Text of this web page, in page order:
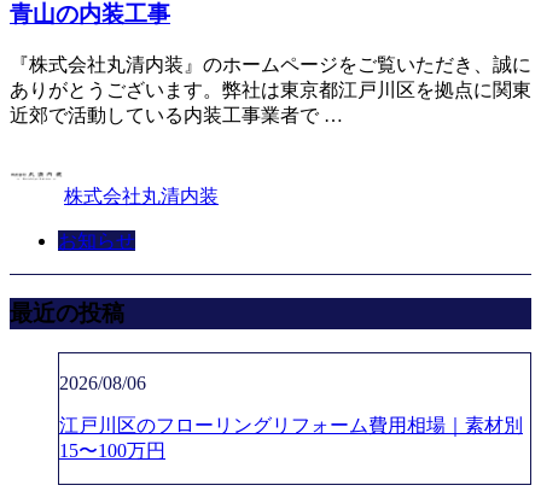
青山の内装工事
『株式会社丸清内装』のホームページをご覧いただき、誠に
ありがとうございます。弊社は東京都江戸川区を拠点に関東
近郊で活動している内装工事業者で …
株式会社丸清内装
お知らせ
最近の投稿
2026/08/06
江戸川区のフローリングリフォーム費用相場｜素材別
15〜100万円